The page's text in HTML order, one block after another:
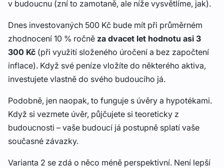
v budoucnu (zní to zamotaně, ale níže vysvětlíme, jak).
Dnes investovaných 500 Kč bude mít při průměrném
zhodnocení 10 % ročně za dvacet let hodnotu asi 3
300 Kč (při využití složeného úročení a bez započtení
inflace). Když své peníze vložíte do některého aktiva,
investujete vlastně do svého budoucího já.
Podobně, jen naopak, to funguje s úvěry a hypotékami.
Když si vezmete úvěr, půjčujete si teoreticky z
budoucnosti – vaše budoucí já postupně splatí vaše
současné závazky.
Varianta 2 se zdá o něco méně perspektivní. Není lepší